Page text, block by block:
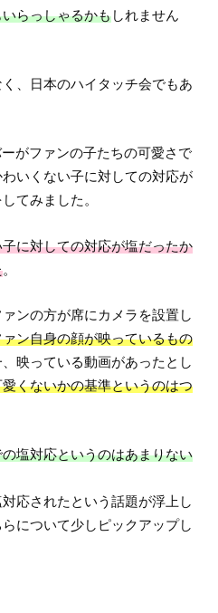
らっしゃるかもしれません
、日本のハイタッチ会でもあ
がファンの子たちの可愛さで
いくない子に対しての対応が
てみました。
に対しての対応が塩だったか
。
ンの方が席にカメラを設置し
ァン自身の顔が映っているもの
映っている動画があったとし
くないかの基準というのはつ
塩対応というのはあまりない
応されたという話題が浮上し
について少しピックアップし